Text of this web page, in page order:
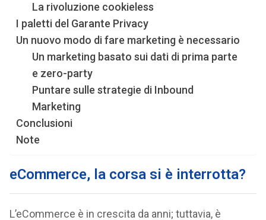
La rivoluzione cookieless
I paletti del Garante Privacy
Un nuovo modo di fare marketing è necessario
Un marketing basato sui dati di prima parte
e zero-party
Puntare sulle strategie di Inbound
Marketing
Conclusioni
Note
eCommerce, la corsa si è interrotta?
L’eCommerce è in crescita da anni; tuttavia, è